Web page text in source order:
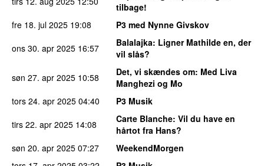
tilbage!
fre 18. jul 2025 19:08
P3 med Nynne Givskov
ons 30. apr 2025 16:57 Balalajka: Ligner Mathilde en, der
vil slås?
søn 27. apr 2025 10:58 Det, vi skændes om: Med Liva
Manghezi og Mo
tors 24. apr 2025 04:40
P3 Musik
tirs 22. apr 2025 14:08 Carte Blanche: Vil du have en
hårtot fra Hans?
søn 20. apr 2025 07:27
WeekendMorgen